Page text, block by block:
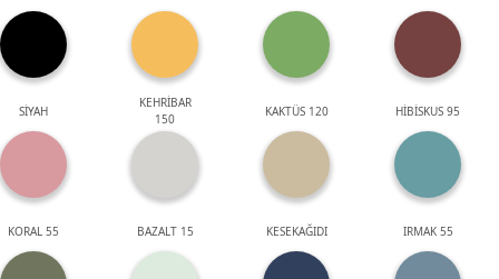
SİYAH
KEHRİBAR
150
KAKTÜS 120 HİBİSKUS 95
KORAL 55 BAZALT 15 KESEKAĞIDI IRMAK 55